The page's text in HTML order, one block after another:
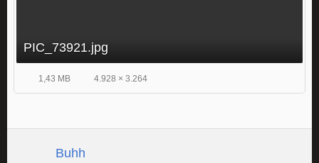
PIC_73921.jpg
1,43 MB 4.928 × 3.264
Buhh